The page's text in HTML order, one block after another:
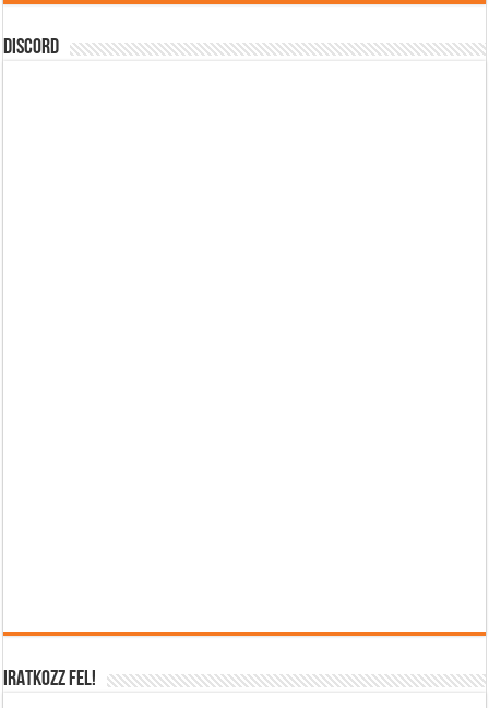
DISCORD
IRATKOZZ FEL!